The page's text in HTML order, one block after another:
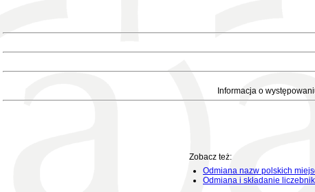
Informacja o
Zobacz też:
Odmiana nazw polskich
Odmiana i składanie